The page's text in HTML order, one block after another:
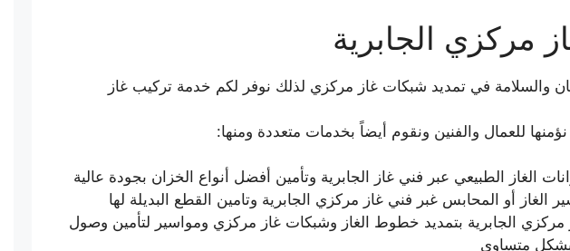
مركزي الجابرية
والسلامة في تمديد شبكات غاز مركزي لذلك نوفر لكم خدمة تركيب غاز
للعمال والفنين ونقوم أيضاً بخدمات متعددة ومنها:
الغاز الطبيعي عبر فني غاز الجابرية وتأمين أفضل أنواع الخزان بجودة عالية
الغاز أو المحابس غبر فني غاز مركزي الجابرية وتامين القطع البديلة لها
مركزي الجابرية بتمديد خطوط الغاز وشبكات غاز مركزي ومواسير لتأمين وصول
بشكل متساوي